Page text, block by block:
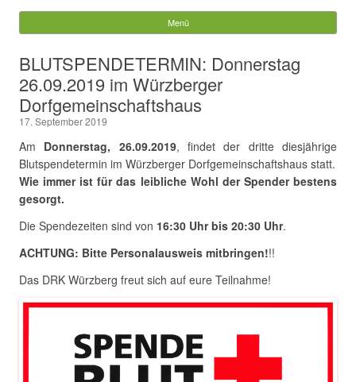
Würzberg.info
nach:
Menü
BLUTSPENDETERMIN: Donnerstag
26.09.2019 im Würzberger
Dorfgemeinschaftshaus
17. September 2019
Am Donnerstag, 26.09.2019, findet der dritte diesjährige
Blutspendetermin im Würzberger Dorfgemeinschaftshaus statt.
Wie immer ist für das leibliche Wohl der Spender bestens
gesorgt.
Die Spendezeiten sind von 16:30 Uhr bis 20:30 Uhr.
ACHTUNG: Bitte Personalausweis mitbringen!!!
Das DRK Würzberg freut sich auf eure Teilnahme!